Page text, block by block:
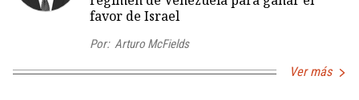
favor de Israel
Por: Arturo McFields
Ver más